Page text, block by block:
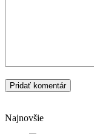
Najnovšie